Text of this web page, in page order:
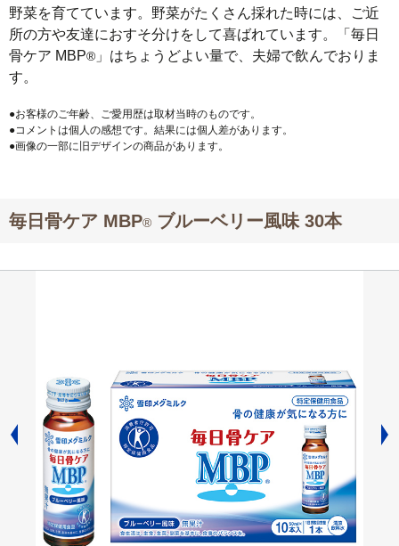
野菜を育てています。野菜がたくさん採れた時には、ご近
所の方や友達におすそ分けをして喜ばれています。「毎日
骨ケア MBP® 」はちょうどよい量で、夫婦で飲んでおりま
す。
●お客様のご年齢、ご愛用歴は取材当時のものです。
●コメントは個人の感想です。結果には個人差があります。
●画像の一部に旧デザインの商品があります。
毎日骨ケア MBP® ブルーベリー風味 30本